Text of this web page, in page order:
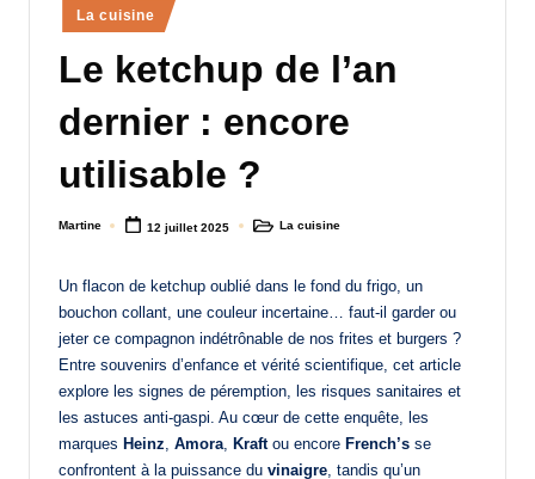
Posted
in
La cuisine
Le ketchup de l’an
dernier : encore
utilisable ?
Posted
Martine 12 juillet 2025
PostedLa cuisine
Un flacon de ketchup oublié dans le fond du frigo, un
bouchon collant, une couleur incertaine… faut-il garder ou
jeter ce compagnon indétrônable de nos frites et burgers ?
Entre souvenirs d’enfance et vérité scientifique, cet article
explore les signes de péremption, les risques sanitaires et
les astuces anti-gaspi. Au cœur de cette enquête, les
marques Heinz, Amora, Kraftou encore French’s se
confrontent à la puissance du vinaigre, tandis qu’un